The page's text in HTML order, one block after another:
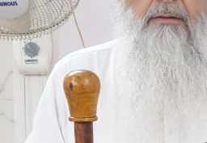
ہے۔ انہوں نے اپنے استعفے
اور آئینی اداروں پر
خطرے میں ہے۔ ’’فرد
سے بڑا ملک‘‘ کے جذبے کا
کہا کہ انہی نظریاتی اور
پر وہ ریاستی صدر کے عہدے
سے اپنا استعفیٰ دے